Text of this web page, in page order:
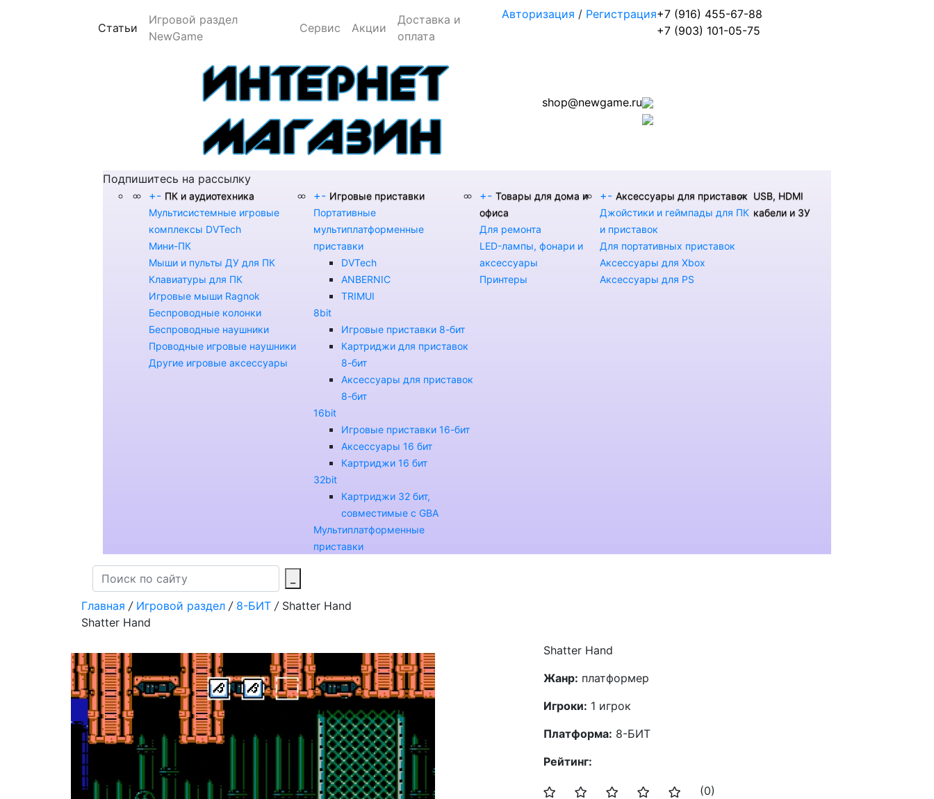
Статьи (current)
Игровой раздел
NewGame
Сервис Акции
Доставка и
оплата
Авторизация / Регистрация+7 (916) 455-67-88
+7 (903) 101-05-75
shop@newgame.ru
Подпишитесь на рассылку
+- ПК и аудиотехника
Мультисистемные игровые
комплексы DVTech
Мини-ПК
Мыши и пульты ДУ для ПК
Клавиатуры для ПК
Игровые мыши Ragnok
Беспроводные колонки
Беспроводные наушники
Проводные игровые наушники
Другие игровые аксессуары
+- Игровые приставки
Портативные
мультиплатформенные
приставки
DVTech
ANBERNIC
TRIMUI
8bit
Игровые приставки 8-бит
Картриджи для приставок
8-бит
Аксессуары для приставок
8-бит
16bit
Игровые приставки 16-бит
Аксессуары 16 бит
Картриджи 16 бит
32bit
Картриджи 32 бит,
совместимые с GBA
Мультиплатформенные
приставки
+- Товары для дома и
офиса
Для ремонта
LED-лампы, фонари и
аксессуары
Принтеры
+- Аксессуары для приставок
Джойстики и геймпады для ПК
и приставок
Для портативных приставок
Аксессуары для Xbox
Аксессуары для PS
USB, HDMI
кабели и ЗУ
Главная / Игровой раздел / 8-БИТ / Shatter Hand
Shatter Hand
Shatter Hand
Жанр: платформер
Игроки: 1 игрок
Платформа: 8-БИТ
Рейтинг:
(0)